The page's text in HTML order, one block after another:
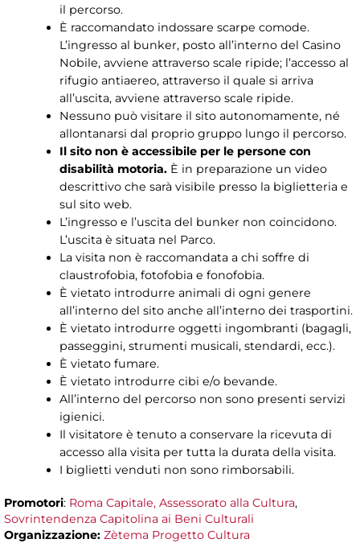
il percorso.
È raccomandato indossare scarpe comode.
L’ingresso al bunker, posto all’interno del Casino
Nobile, avviene attraverso scale ripide; l’accesso al
rifugio antiaereo, attraverso il quale si arriva
all’uscita, avviene attraverso scale ripide.
Nessuno può visitare il sito autonomamente, né
allontanarsi dal proprio gruppo lungo il percorso.
Il sito non è accessibile per le persone con
disabilità motoria.È in preparazione un video
descrittivo che sarà visibile presso la biglietteria e
sul sito web.
L’ingresso e l’uscita del bunker non coincidono.
L’uscita è situata nel Parco.
La visita non è raccomandata a chi soffre di
claustrofobia, fotofobia e fonofobia.
È vietato introdurre animali di ogni genere
all’interno del sito anche all’interno dei trasportini.
È vietato introdurre oggetti ingombranti (bagagli,
passeggini, strumenti musicali, stendardi, ecc.).
È vietato fumare.
È vietato introdurre cibi e/o bevande.
All’interno del percorso non sono presenti servizi
igienici.
Il visitatore è tenuto a conservare la ricevuta di
accesso alla visita per tutta la durata della visita.
I biglietti venduti non sono rimborsabili.
Promotori: Roma Capitale, Assessorato alla Cultura,
Sovrintendenza Capitolina ai Beni Culturali
Organizzazione: Zètema Progetto Cultura